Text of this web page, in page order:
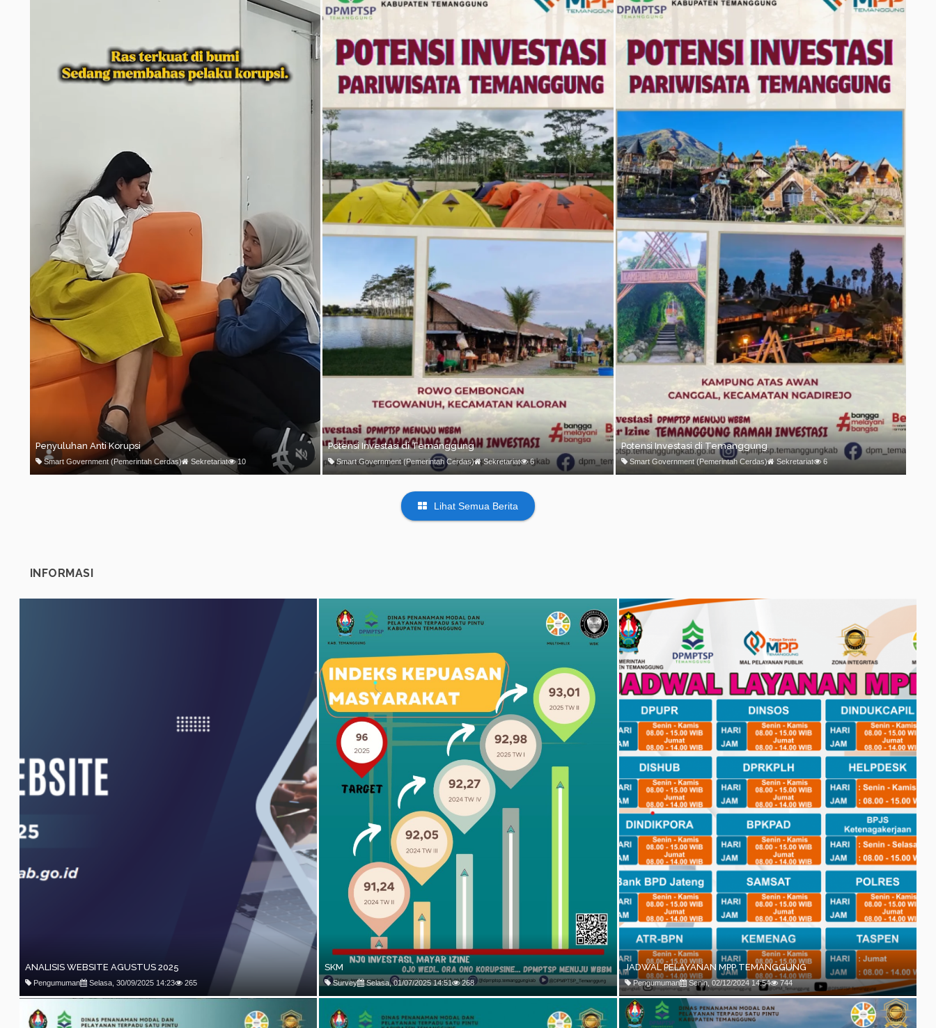
Penyuluhan Anti Korupsi
Smart Government (Pemerintah Cerdas) Sekretariat 10
Potensi Investasi di Temanggung
Smart Government (Pemerintah Cerdas) Sekretariat 6
Potensi Investasi di Temanggung
Smart Government (Pemerintah Cerdas) Sekretariat 6
Lihat Semua Berita
INFORMASI
ANALISIS WEBSITE AGUSTUS 2025
Pengumuman Selasa, 30/09/2025 14:23 265
SKM
Survey Selasa, 01/07/2025 14:51 268
JADWAL PELAYANAN MPP TEMANGGUNG
Pengumuman Senin, 02/12/2024 14:54 744